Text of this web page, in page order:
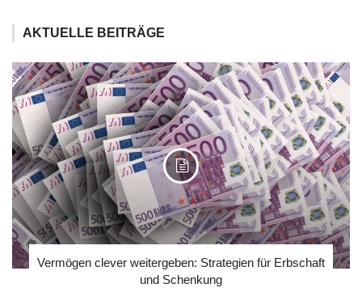
AKTUELLE BEITRÄGE
Vermögen clever weitergeben: Strategien für Erbschaft
und Schenkung